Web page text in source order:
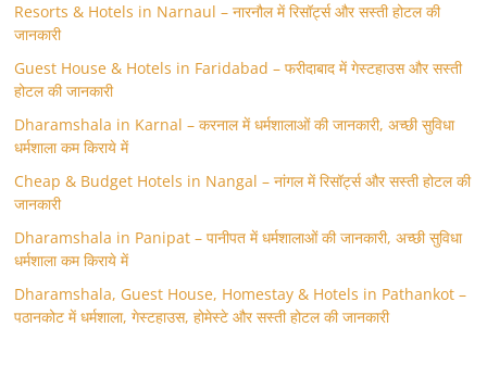
Resorts & Hotels in Narnaul – नारनौल में रिसॉर्ट्स और सस्ती होटल की
जानकारी
Guest House & Hotels in Faridabad – फरीदाबाद में गेस्टहाउस और सस्ती
होटल की जानकारी
Dharamshala in Karnal – करनाल में धर्मशालाओं की जानकारी, अच्छी सुविधा
धर्मशाला कम किराये में
Cheap & Budget Hotels in Nangal – नांगल में रिसॉर्ट्स और सस्ती होटल की
जानकारी
Dharamshala in Panipat – पानीपत में धर्मशालाओं की जानकारी, अच्छी सुविधा
धर्मशाला कम किराये में
Dharamshala, Guest House, Homestay & Hotels in Pathankot –
पठानकोट में धर्मशाला, गेस्टहाउस, होमेस्टे और सस्ती होटल की जानकारी